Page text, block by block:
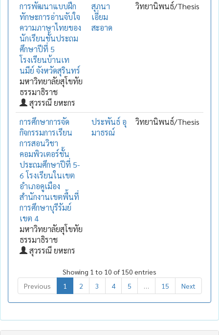
การพัฒนาแบบฝึก
ทักษะการอ่านจับใจ
ความภาษาไทยของ
นักเรียนชั้นประถม
ศึกษาปีที่ 5
โรงเรียนบ้านเท
นมีย์ จังหวัดสุรินทร์
มหาวิทยาลัยสุโขทัย
ธรรมาธิราช
สุวรรณี ยหะกร
สุภนา
เอี่ยม
สะอาด
วิทยานิพนธ์/Thesis
การศึกษาการจัด
กิจกรรมการเรียน
การสอนวิชา
คอมพิวเตอร์ชั้น
ประถมศึกษาปีที่ 5-
6 โรงเรียนในเขต
อำเภอคูเมือง
สำนักงานเขตพื้นที่
การศึกษาบุรีรัมย์
เขต 4
มหาวิทยาลัยสุโขทัย
ธรรมาธิราช
สุวรรณี ยหะกร
ประพันธ์ อุ
มาธรณ์
วิทยานิพนธ์/Thesis
Showing 1 to 10 of 150 entries
Previous
1 2 3 4 5 15 Next